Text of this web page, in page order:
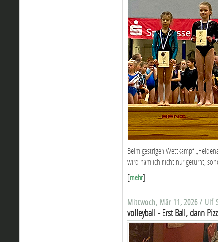
Beim gestrigen Wettkampf
wird nämlich nicht nur geturnt,
[mehr]
Mittwoch, Mär 11, 2026 / Ulf
volleyball - Erst Ball, dann